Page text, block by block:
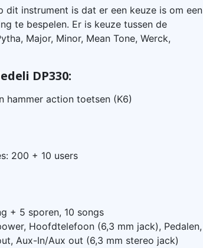
dit instrument is dat er een keuze is om een
te bespelen. Er is keuze tussen de
Major, Minor, Mean Tone, Werck,
DP330:
hammer action toetsen (K6)
200 + 10 users
+ 5 sporen, 10 songs
Hoofdtelefoon (6,3 mm jack), Pedalen,
Aux-In/Aux out (6,3 mm stereo jack)